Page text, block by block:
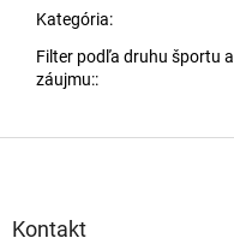
Kategória:
Filter podľa druhu športu a
záujmu::
Kontakt